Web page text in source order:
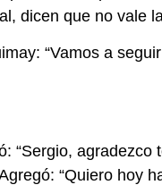
dicen que no vale
“Vamos a
“Sergio,
“Quiero